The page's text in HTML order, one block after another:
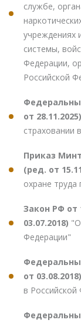
службе,
учреждениях
системы,
Федерации,
Российской
от 28.11.2025)
страховании
Приказ
(ред. от
охране труда
Закон РФ от
03.07.2018)
Федерации"
от 03.08.2018)
в